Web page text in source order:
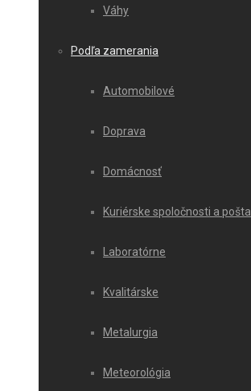
Váhy
Podľa zamerania
Automobilové
Doprava
Domácnosť
Kuriérske spoločnosti a pošta
Laboratórne
Kvalitárske
Metalurgia
Meteorológia